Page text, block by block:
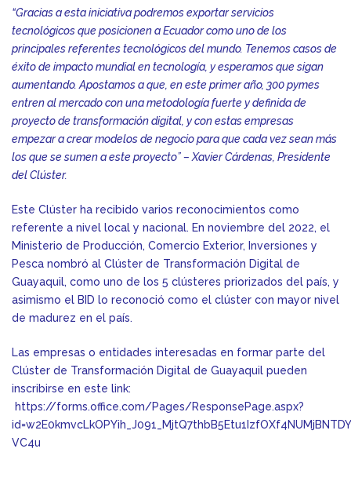
“Gracias a esta iniciativa podremos exportar servicios
tecnológicos que posicionen a Ecuador como uno de los
principales referentes tecnológicos del mundo. Tenemos casos de
éxito de impacto mundial en tecnología, y esperamos que sigan
aumentando. Apostamos a que, en este primer año, 300 pymes
entren al mercado con una metodología fuerte y definida de
proyecto de transformación digital, y con estas empresas
empezar a crear modelos de negocio para que cada vez sean más
los que se sumen a este proyecto” – Xavier Cárdenas, Presidente
del Clúster.
Este Clúster ha recibido varios reconocimientos como
referente a nivel local y nacional. En noviembre del 2022, el
Ministerio de Producción, Comercio Exterior, Inversiones y
Pesca nombró al Clúster de Transformación Digital de
Guayaquil, como uno de los 5 clústeres priorizados del país, y
asimismo el BID lo reconoció como el clúster con mayor nivel
de madurez en el país.
Las empresas o entidades interesadas en formar parte del
Clúster de Transformación Digital de Guayaquil pueden
inscribirse en este link:
https://forms.office.com/Pages/ResponsePage.aspx?
VC4u